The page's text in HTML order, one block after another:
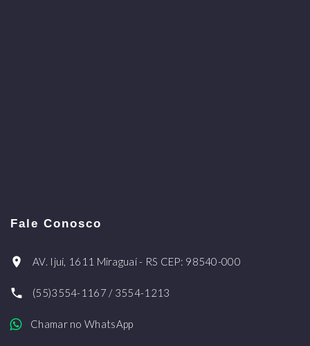
Fale Conosco
AV. Ijuí, 1611 Miraguaí - RS CEP: 98540-000
(55)3554-1167 / 3554-1213
Chamar no WhatsApp